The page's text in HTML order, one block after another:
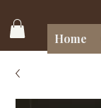
Home